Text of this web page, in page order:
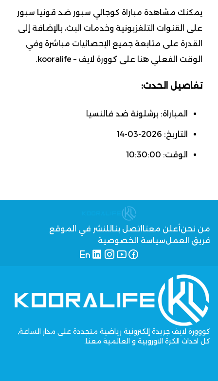
يمكنك مشاهدة مباراة كوجالي سبور ضد قونيا سبور
على القنوات التلفزيونية وخدمات البث، بالإضافة إلى
القدرة على متابعة جميع الإحصائيات مباشرة وفي
الوقت الفعلي هنا على كوورة لايف – kooralife.
تفاصيل الحدث:
المباراة: برشلونة ضد فالنسيا
التاريخ: 2026-03-14
الوقت: 10:30:00
من نحنأعلن معنا اتصل بنا للنشر في الموقع
فريق العملسياسة الخصوصية
كووورة لايف جريدة إلكترونية رياضية متجددة على مدار الساعة,
كل احداث الكرة الاوروبية و العالمية معنا.